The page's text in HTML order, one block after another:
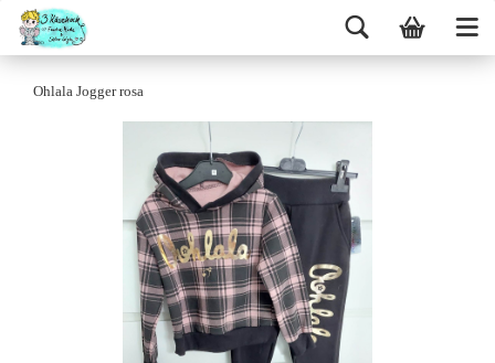
Ohlala Jogger rosa